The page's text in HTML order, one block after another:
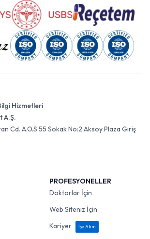
Hizmetleri
A.Ş.
Cd. A.O.S 55 Sokak No:2 Aksoy Plaza Giriş
PROFESYONELLER
Doktorlar İçin
Web Siteniz İçin
Kariyer
İşe Alım